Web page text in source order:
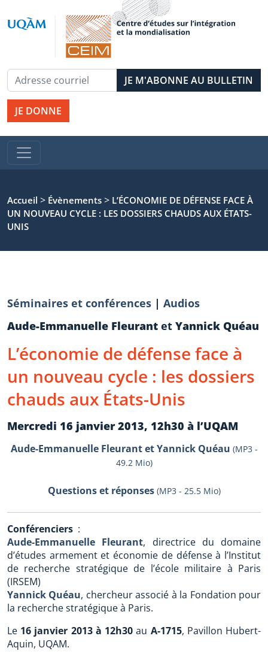
JE DONNE
Accueil > Évènements > L’ÉCONOMIE DE DÉFENSE FACE À
UN NOUVEAU CYCLE : LES DOSSIERS CHAUDS AUX ÉTATS-
UNIS
Séminaires et conférences | Audios
Aude-Emmanuelle Fleurant et Yannick Quéau
L’économie de défense face à
un nouveau cycle : les dossiers
chauds aux États-Unis
Mercredi 16 janvier 2013, 12h30 à l’UQAM
Aude-Emmanuelle Fleurant et Yannick Quéau (MP3 -
49.2 Mio)
Questions et réponses (MP3 - 25.5 Mio)
Conférenciers :
Aude-Emmanuelle Fleurant, directrice du domaine
d’études armement et économie de défense à l’Institut
de recherche stratégique de l’école militaire à Paris
(IRSEM)
Yannick Quéau, chercheur associé à la Fondation pour
la recherche stratégique à Paris.
Le 16 janvier 2013 à 12h30 au A-1715, Pavillon Hubert-
Aquin, UQAM.